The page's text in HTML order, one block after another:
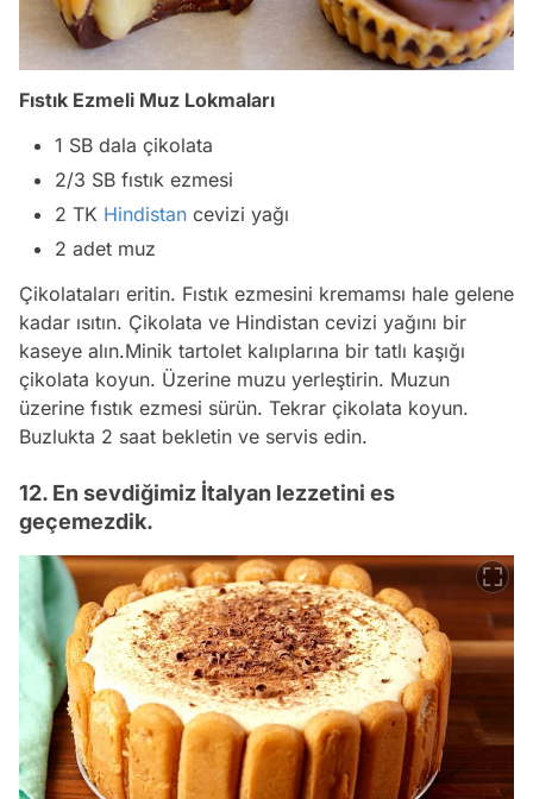
Fıstık Ezmeli Muz Lokmaları
1 SB dala çikolata
2/3 SB fıstık ezmesi
2 TK Hindistan cevizi yağı
2 adet muz
Çikolataları eritin. Fıstık ezmesini kremamsı hale gelene
kadar ısıtın. Çikolata ve Hindistan cevizi yağını bir
kaseye alın.Minik tartolet kalıplarına bir tatlı kaşığı
çikolata koyun. Üzerine muzu yerleştirin. Muzun
üzerine fıstık ezmesi sürün. Tekrar çikolata koyun.
Buzlukta 2 saat bekletin ve servis edin.
12. En sevdiğimiz İtalyan lezzetini es
geçemezdik.